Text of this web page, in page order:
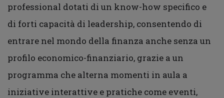
professional dotati di un know-how specifico e
di forti capacità di leadership, consentendo di
entrare nel mondo della finanza anche senza un
profilo economico-finanziario, grazie a un
programma che alterna momenti in aula a
iniziative interattive e pratiche come eventi,